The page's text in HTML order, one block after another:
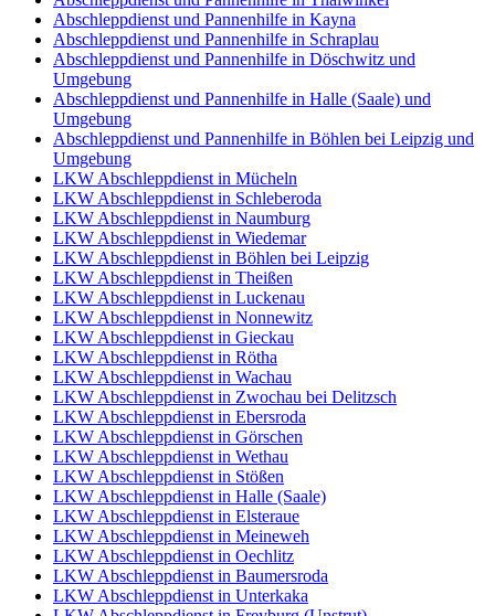
Abschleppdienst und Pannenhilfe in Kayna
Abschleppdienst und Pannenhilfe in Schraplau
Abschleppdienst und Pannenhilfe in Döschwitz und
Umgebung
Abschleppdienst und Pannenhilfe in Halle (Saale) und
Umgebung
Abschleppdienst und Pannenhilfe in Böhlen bei Leipzig und
Umgebung
LKW Abschleppdienst in Mücheln
LKW Abschleppdienst in Schleberoda
LKW Abschleppdienst in Naumburg
LKW Abschleppdienst in Wiedemar
LKW Abschleppdienst in Böhlen bei Leipzig
LKW Abschleppdienst in Theißen
LKW Abschleppdienst in Luckenau
LKW Abschleppdienst in Nonnewitz
LKW Abschleppdienst in Gieckau
LKW Abschleppdienst in Rötha
LKW Abschleppdienst in Wachau
LKW Abschleppdienst in Zwochau bei Delitzsch
LKW Abschleppdienst in Ebersroda
LKW Abschleppdienst in Görschen
LKW Abschleppdienst in Wethau
LKW Abschleppdienst in Stößen
LKW Abschleppdienst in Halle (Saale)
LKW Abschleppdienst in Elsteraue
LKW Abschleppdienst in Meineweh
LKW Abschleppdienst in Oechlitz
LKW Abschleppdienst in Baumersroda
LKW Abschleppdienst in Unterkaka